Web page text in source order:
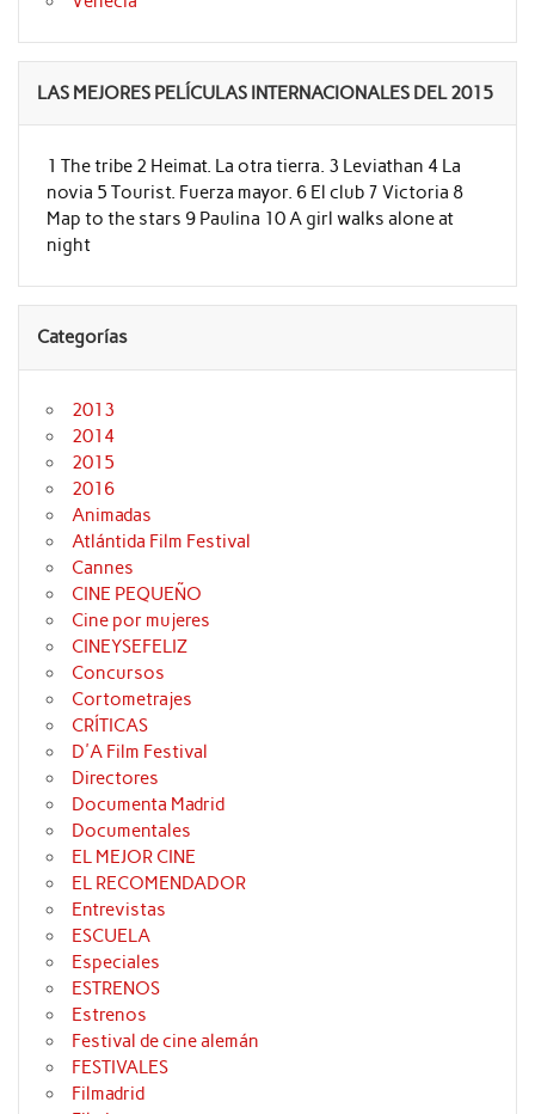
LAS MEJORES PELÍCULAS INTERNACIONALES DEL 2015
1 The tribe 2 Heimat. La otra tierra. 3 Leviathan 4 La
novia 5 Tourist. Fuerza mayor. 6 El club 7 Victoria 8
Map to the stars 9 Paulina 10 A girl walks alone at
night
Categorías
2013
2014
2015
2016
Animadas
Atlántida Film Festival
Cannes
CINE PEQUEÑO
Cine por mujeres
CINEYSEFELIZ
Concursos
Cortometrajes
CRÍTICAS
D'A Film Festival
Directores
Documenta Madrid
Documentales
EL MEJOR CINE
EL RECOMENDADOR
Entrevistas
ESCUELA
Especiales
ESTRENOS
Estrenos
Festival de cine alemán
FESTIVALES
Filmadrid